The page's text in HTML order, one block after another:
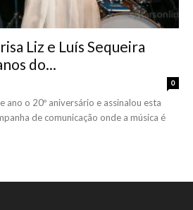
Liz e Luís Sequeira
do...
0
ano o 20º aniversário e assinalou esta
de comunicação onde a música é